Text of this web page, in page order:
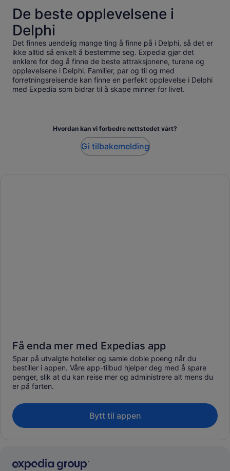
De beste opplevelsene i
Delphi
Det finnes uendelig mange ting å finne på i Delphi, så det er
ikke alltid så enkelt å bestemme seg. Expedia gjør det
enklere for deg å finne de beste attraksjonene, turene og
opplevelsene i Delphi. Familier, par og til og med
forretningsreisende kan finne en perfekt opplevelse i Delphi
med Expedia som bidrar til å skape minner for livet.
Hvordan kan vi forbedre nettstedet vårt?
Gi tilbakemelding
Få enda mer med Expedias app
Spar på utvalgte hoteller og samle doble poeng når du
bestiller i appen. Våre app-tilbud hjelper deg med å spare
penger, slik at du kan reise mer og administrere alt mens du
er på farten.
Bytt til appen